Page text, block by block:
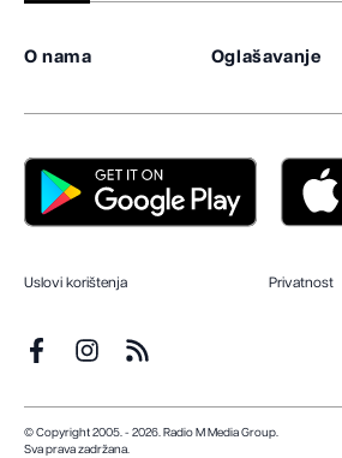
O nama Oglašavanje
Uslovi korištenja Privatnost
© Copyright 2005. - 2026. Radio M Media Group.
Sva prava zadržana.